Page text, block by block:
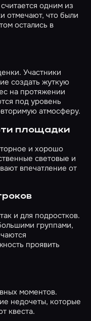
одним из
отмечают, что были
остались в
Участники
создать жуткую
на протяжении
под уровень
атмосферу.
площадки
и хорошо
световые и
впечатление от
и для подростков.
группами,
проявить
моментов.
недочеты, которые
квеста.